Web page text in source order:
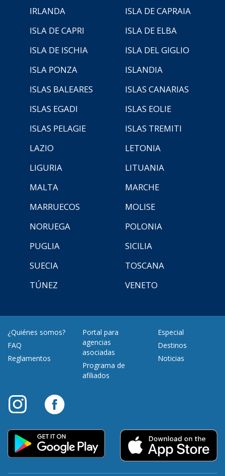
IRLANDA
ISLA DE CAPRAIA
ISLA DE CAPRI
ISLA DE ELBA
ISLA DE ISCHIA
ISLA DEL GIGLIO
ISLA PONZA
ISLANDIA
ISLAS BALEARES
ISLAS CANARIAS
ISLAS EGADI
ISLAS EOLIE
ISLAS PELAGIE
ISLAS TREMITI
LAZIO
LETONIA
LIGURIA
LITUANIA
MALTA
MARCHE
MARRUECOS
MOLISE
NORUEGA
POLONIA
PUGLIA
SICILIA
SUECIA
TOSCANA
TÚNEZ
VENETO
¿Quiénes somos?
FAQ
Reglamentos
Portal para
agencias
asociadas
Programa de
afiliados
Especial
Destinos
Noticias